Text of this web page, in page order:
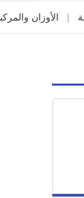
الأوزان والمركبات